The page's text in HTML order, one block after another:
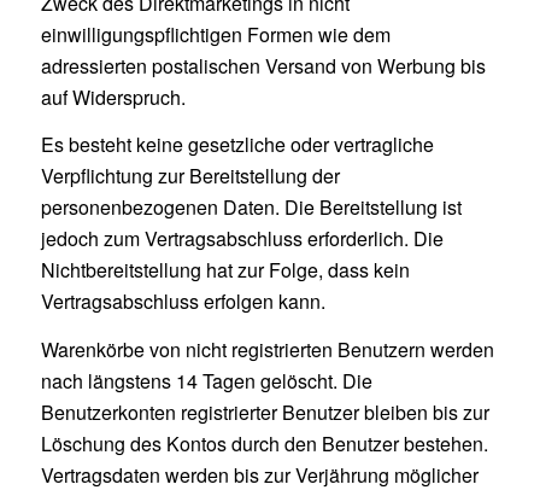
einwilligungspflichtigen Formen wie dem
adressierten postalischen Versand von Werbung bis
auf Widerspruch.
Es besteht keine gesetzliche oder vertragliche
Verpflichtung zur Bereitstellung der
personenbezogenen Daten. Die Bereitstellung ist
jedoch zum Vertragsabschluss erforderlich. Die
Nichtbereitstellung hat zur Folge, dass kein
Vertragsabschluss erfolgen kann.
Warenkörbe von nicht registrierten Benutzern werden
nach längstens 14 Tagen gelöscht. Die
Benutzerkonten registrierter Benutzer bleiben bis zur
Löschung des Kontos durch den Benutzer bestehen.
Vertragsdaten werden bis zur Verjährung möglicher